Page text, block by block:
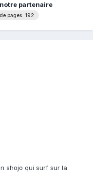
partenaire
pages: 192
shojo qui surf sur la